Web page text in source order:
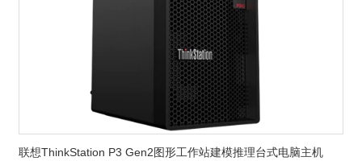
联想ThinkStation P3 Gen2图形工作站建模推理台式电脑主机